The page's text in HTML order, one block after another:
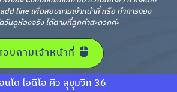
line เพื่อสอบถามเจ้าหน้าที่ หรือ ทำการจอง
นดูห้องจริง ได้ตามที่ลูกค้าสะดวกค่ะ
อบถามเจ้าหน้าที่
นโด ไอดีโอ คิว สุขุมวิท 36